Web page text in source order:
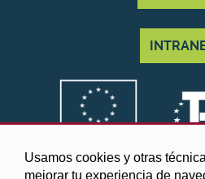
Usamos cookies y otras
mejorar tu experiencia de